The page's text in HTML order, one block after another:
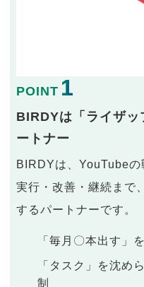
POINT 1
BIRDYは「ライザ
ートナー
BIRDYは、YouTubeの
実行・改善・継続まで
するパートナーです。
「毎月〇本出す」
「タスク」を沈め
制